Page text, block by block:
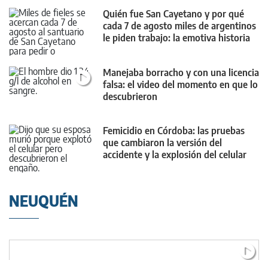
Quién fue San Cayetano y por qué
cada 7 de agosto miles de argentinos
le piden trabajo: la emotiva historia
Manejaba borracho y con una licencia
falsa: el video del momento en que lo
descubrieron
Femicidio en Córdoba: las pruebas
que cambiaron la versión del
accidente y la explosión del celular
NEUQUÉN